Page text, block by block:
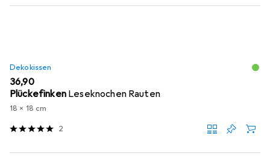
Dekokissen
EUR
36,90
Plückefinken Leseknochen Rauten
18 x 18 cm
2